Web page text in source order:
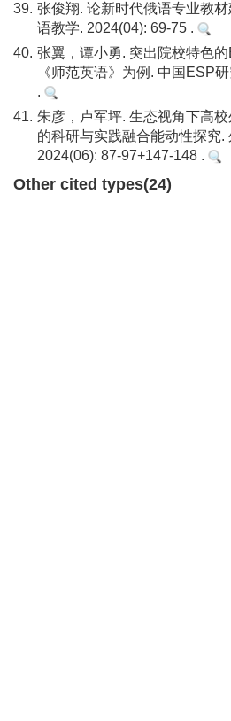
39. 张俊翔. 论新时代俄语专业教
语教学. 2024(04): 69-75 .
40. 张翼，谭小勇. 突出院校特色
《师范英语》为例. 中国ESP
.
41. 朱彦，卢军坪. 生态视角下高
的科研与实践融合能动性探究.
2024(06): 87-97+147-148 .
Other cited types(24)